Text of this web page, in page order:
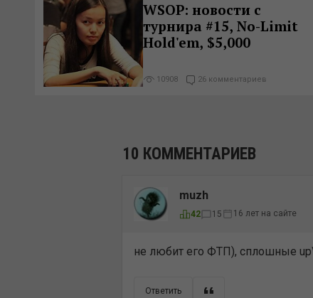
WSOP: новости с
турнира #15, No-Limit
Hold'em, $5,000
10908 26 комментариев
10 КОММЕНТАРИЕВ
muzh
42 15 16 лет на сайте
не любит его ФТП), сплошные
Ответить